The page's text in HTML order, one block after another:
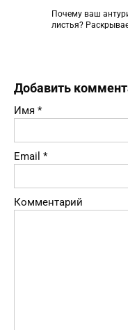
Почему ваш
листья?
Добавить
Имя *
Email *
Комментарий